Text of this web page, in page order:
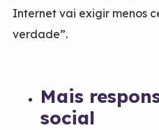
Internet vai exigir menos
verdade”.
Mais
social